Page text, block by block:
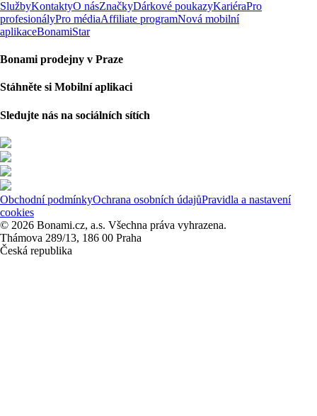
SlužbyKontaktyO násZnačkyDárkové poukazyKariéraPro
profesionályPro médiaAffiliate programNová mobilní
aplikaceBonamiStar
Bonami prodejny v Praze
Stáhněte si Mobilní aplikaci
Sledujte nás na sociálních sítích
Obchodní podmínkyOchrana osobních údajůPravidla a nastavení
cookies
© 2026 Bonami.cz, a.s. Všechna práva vyhrazena.
Thámova 289/13, 186 00 Praha
Česká republika